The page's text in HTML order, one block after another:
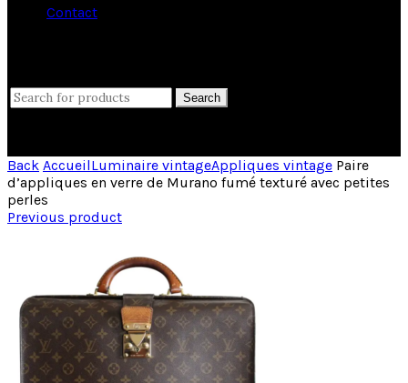
Contact
Search
for:
Search
Back AccueilLuminaire vintageAppliques vintage Paire
d’appliques en verre de Murano fumé texturé avec petites
perles
Previous product